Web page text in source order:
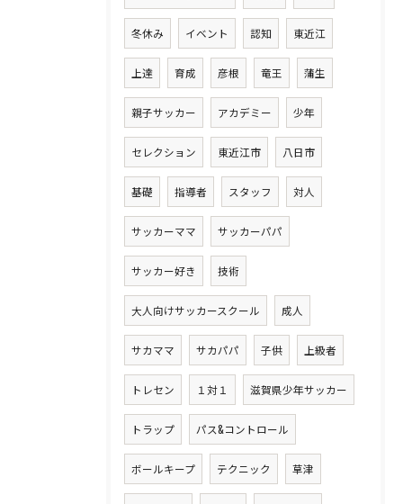
冬休み イベント 認知 東近江
上達 育成 彦根 竜王 蒲生
親子サッカー アカデミー 少年
セレクション 東近江市 八日市
基礎 指導者 スタッフ 対人
サッカーママ サッカーパパ
サッカー好き 技術
大人向けサッカースクール 成人
サカママ サカパパ 子供 上級者
トレセン １対１ 滋賀県少年サッカー
トラップ パス&コントロール
ボールキープ テクニック 草津